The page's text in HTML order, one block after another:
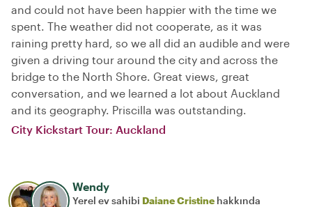
and could not have been happier with the time we
spent. The weather did not cooperate, as it was
raining pretty hard, so we all did an audible and were
given a driving tour around the city and across the
bridge to the North Shore. Great views, great
conversation, and we learned a lot about Auckland
and its geography. Priscilla was outstanding.
City Kickstart Tour: Auckland
Wendy
Yerel ev sahibi Daiane Cristine hakkında